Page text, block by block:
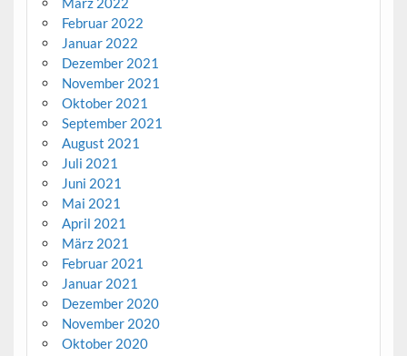
Februar 2022
Januar 2022
Dezember 2021
November 2021
Oktober 2021
September 2021
August 2021
Juli 2021
Juni 2021
Mai 2021
April 2021
März 2021
Februar 2021
Januar 2021
Dezember 2020
November 2020
Oktober 2020